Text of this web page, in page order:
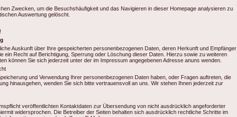
Zwecken, um die Besuchshäufigkeit und das Navigieren in dieser Homepage analysieren zu
Auswertung gelöscht.
Auskunft über Ihre gespeicherten personenbezogenen Daten, deren Herkunft und Empfänger
ein Recht auf Berichtigung, Sperrung oder Löschung dieser Daten. Hierzu sowie zu weiteren
können Sie sich jederzeit unter der im Impressum angegebenen Adresse anuns wenden.
und Verwendung Ihrer personenbezogenen Daten haben, oder Fragen auftreten, die
hinausgehen, wenden Sie sich bitte vertrauensvoll an uns. Wir stehen Ihnen jederzeit zur
veröffentlichten Kontaktdaten zur Übersendung von nicht ausdrücklich angeforderter
widersprochen. Die Betreiber der Seiten behalten sich ausdrücklich rechtliche Schritte im